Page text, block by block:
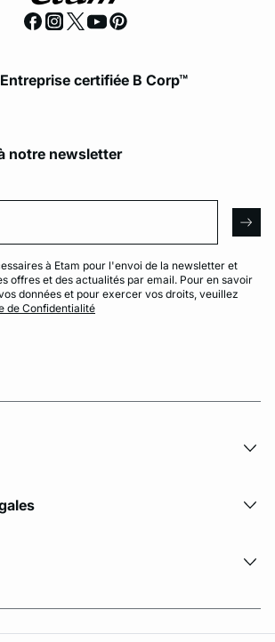
Entreprise certifiée B Corp™
notre newsletter
à Etam pour l'envoi de la newsletter et
offres et des actualités par email. Pour en savoir
données et pour exercer vos droits, veuillez
de Confidentialité